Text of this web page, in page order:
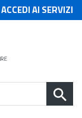
ACCEDI AI SERVIZI